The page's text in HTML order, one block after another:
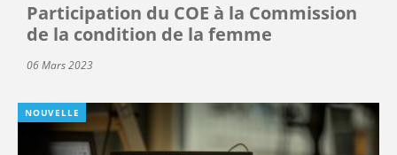
Participation du COE à la Commission
de la condition de la femme
06 Mars 2023
NOUVELLE